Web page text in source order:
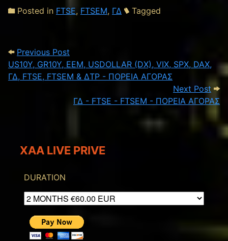
Posted in FTSE, FTSEM, ΓΔ Tagged
Post navigation
Previous Post
US10Y, GR10Y, EEM, USDOLLAR (DX), VIX, SPX, DAX,
ΓΔ, FTSE, FTSEM & ΔΤΡ - ΠΟΡΕΙΑ ΑΓΟΡΑΣ
Next Post
ΓΔ - FTSE - FTSEM - ΠΟΡΕΙΑ ΑΓΟΡΑΣ
XAA LIVE PRIVE
DURATION